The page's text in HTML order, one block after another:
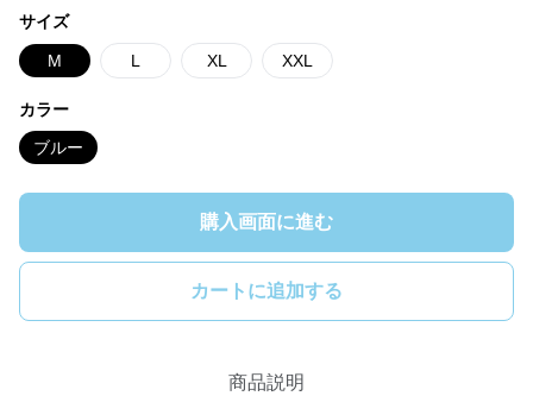
サイズ
M L XL XXL
カラー
ブルー
購入画面に進む
カートに追加する
商品説明